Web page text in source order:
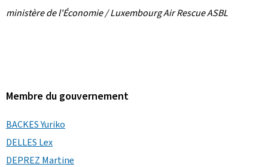
ministère de l'Économie / Luxembourg Air Rescue ASBL
Membre du gouvernement
BACKES Yuriko
DELLES Lex
DEPREZ Martine